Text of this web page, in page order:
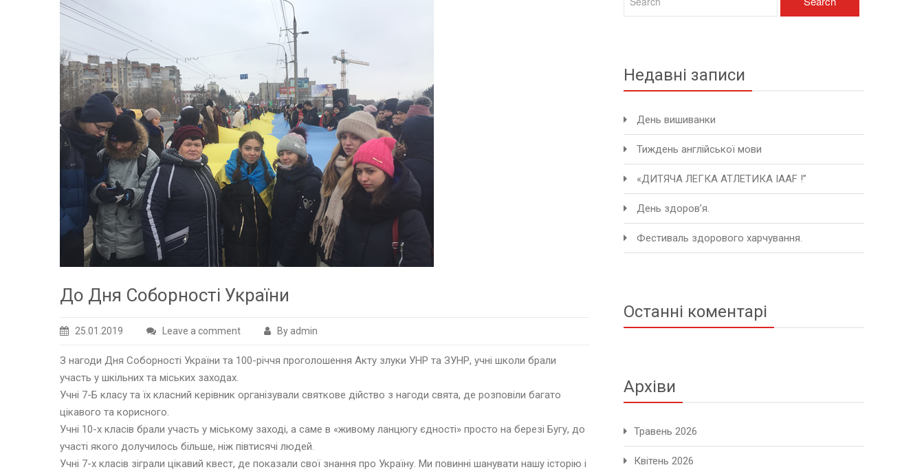
До Дня Соборності України
25.01.2019 Leave a comment By admin
З нагоди Дня Соборності України та 100-річчя проголошення Акту злуки УНР та ЗУНР, учні школи брали
участь у шкільних та міських заходах.
Учні 7-Б класу та їх класний керівник організували святкове дійство з нагоди свята, де розповіли багато
цікавого та корисного.
Учні 10-х класів брали участь у міському заході, а саме в «живому ланцюгу єдності» просто на березі Бугу, до
участі якого долучилось більше, ніж півтисячі людей.
Учні 7-х класів зіграли цікавий квест, де показали свої знання про Україну. Ми повинні шанувати нашу історію і
Недавні записи
День вишиванки
Тиждень англійської мови
«ДИТЯЧА ЛЕГКА АТЛЕТИКА IAAF !”
День здоров’я.
Фестиваль здорового харчування.
Останні коментарі
Архіви
Травень 2026
Квітень 2026